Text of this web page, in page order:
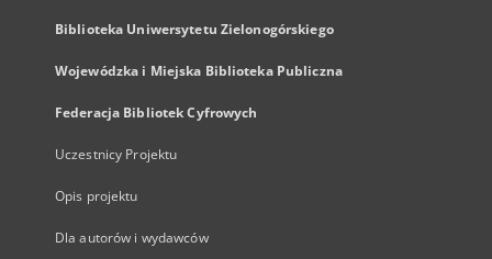
Biblioteka Uniwersytetu Zielonogórskiego
Wojewódzka i Miejska Biblioteka Publiczna
Federacja Bibliotek Cyfrowych
Uczestnicy Projektu
Opis projektu
Dla autorów i wydawców